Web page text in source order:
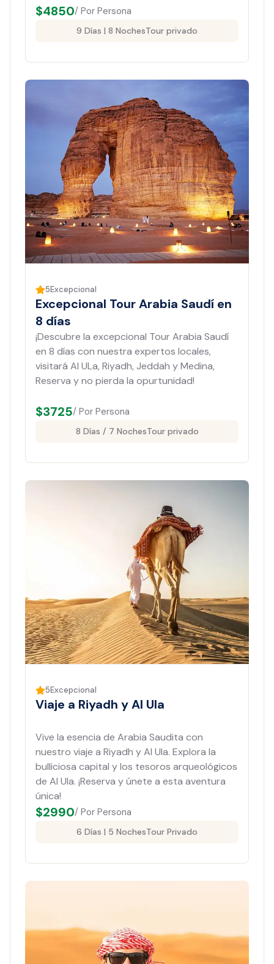
$4850/ Por Persona
9 Días | 8 NochesTour privado
5Excepcional
Excepcional Tour Arabia Saudí en
8 días
¡Descubre la excepcional Tour Arabia Saudí
en 8 días con nuestra expertos locales,
visitará Al ULa, Riyadh, Jeddah y Medina,
Reserva y no pierda la opurtunidad!
$3725/ Por Persona
8 Días / 7 NochesTour privado
5Excepcional
Viaje a Riyadh y Al Ula
Vive la esencia de Arabia Saudita con
nuestro viaje a Riyadh y Al Ula. Explora la
bulliciosa capital y los tesoros arqueológicos
de Al Ula. ¡Reserva y únete a esta aventura
única!
$2990/ Por Persona
6 Días | 5 NochesTour Privado